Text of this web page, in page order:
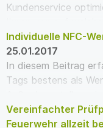
Kundenservice
Individuelle NFC-
25.01.2017
In diesem Beitrag
Tags bestens als
Vereinfachter
Feuerwehr allzeit